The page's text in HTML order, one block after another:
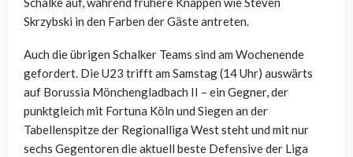
Skrzybski in den Farben der Gäste antreten.
Auch die übrigen Schalker Teams sind am Wochenende
gefordert. Die U23 trifft am Samstag (14 Uhr) auswärts
auf Borussia Mönchengladbach II – ein Gegner, der
punktgleich mit Fortuna Köln und Siegen an der
Tabellenspitze der Regionalliga West steht und mit nur
sechs Gegentoren die aktuell beste Defensive der Liga